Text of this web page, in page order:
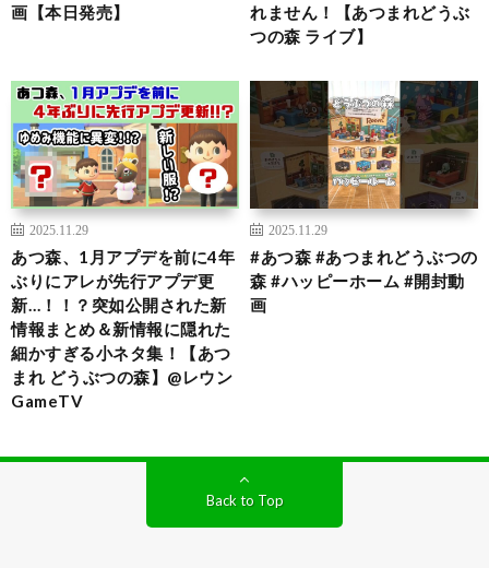
画【本日発売】
れません！【あつまれどうぶ
つの森 ライブ】
2025.11.29
あつ森、1月アプデを前に4年
ぶりにアレが先行アプデ更
新…！！？突如公開された新
情報まとめ＆新情報に隠れた
細かすぎる小ネタ集！【あつ
まれ どうぶつの森】@レウン
GameTV
2025.11.29
#あつ森 #あつまれどうぶつの
森 #ハッピーホーム #開封動
画
Back to Top